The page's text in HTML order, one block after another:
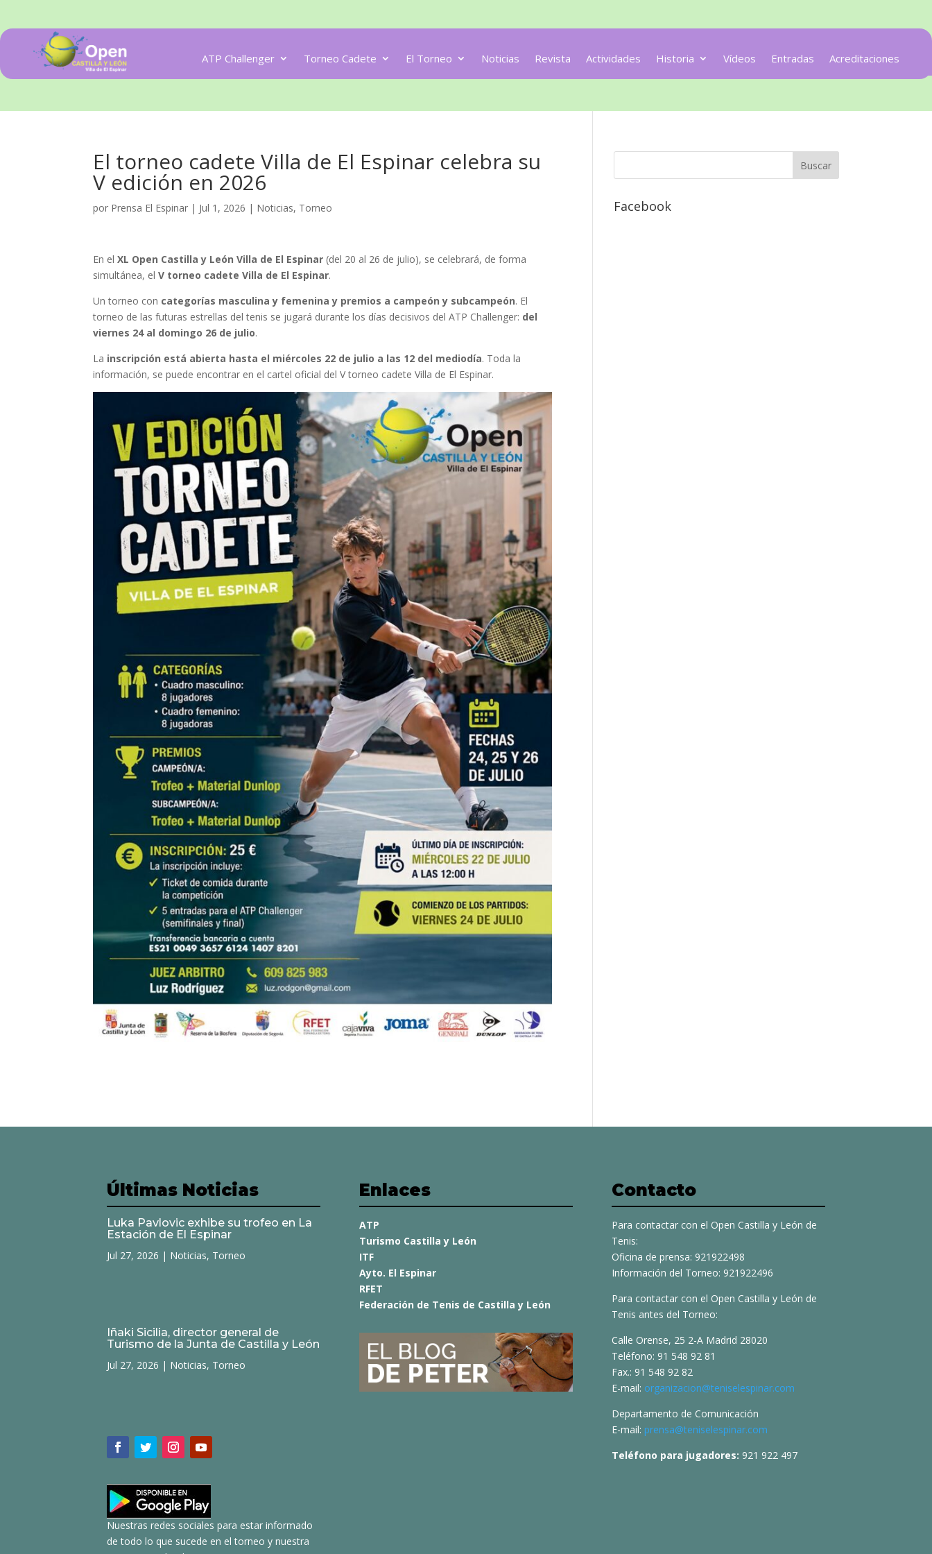
ATP Challenger Torneo Cadete El Torneo Noticias Revista Actividades Historia Vídeos Entradas Acreditaciones
El torneo cadete Villa de El Espinar celebra su
V edición en 2026
por Prensa El Espinar | Jul 1, 2026 | Noticias, Torneo
En elXL Open Castilla y León Villa de El Espinar (del 20 al 26 de julio), se celebrará, de forma
simultánea, elV torneo cadete Villa de El Espinar.
Un torneo con categorías masculina y femenina y premios a campeón y subcampeón. El
torneo de las futuras estrellas del tenis se jugará durante los días decisivos del ATP Challenger: del
viernes 24 al domingo 26 de julio.
La inscripción está abierta hasta el miércoles 22 de julio a las 12 del mediodía. Toda la
información, se puede encontrar en el cartel oficial del V torneo cadete Villa de El Espinar.
Facebook
Últimas Noticias
Luka Pavlovic exhibe su trofeo en La
Estación de El Espinar
Jul 27, 2026 | Noticias, Torneo
Iñaki Sicilia, director general de
Turismo de la Junta de Castilla y León
Jul 27, 2026 | Noticias, Torneo
Nuestras redes sociales para estar informado
de todo lo que sucede en el torneo y nuestra
Enlaces
ATP
Turismo Castilla y León
ITF
Ayto. El Espinar
RFET
Federación de Tenis de Castilla y León
Contacto
Para contactar con el Open Castilla y León de
Tenis:
Oficina de prensa: 921922498
Información del Torneo: 921922496
Para contactar con el Open Castilla y León de
Tenis antes del Torneo:
Calle Orense, 25 2-A Madrid 28020
Teléfono: 91 548 92 81
Fax.: 91 548 92 82
E-mail: organizacion@teniselespinar.com
Departamento de Comunicación
E-mail: prensa@teniselespinar.com
Teléfono para jugadores: 921 922 497